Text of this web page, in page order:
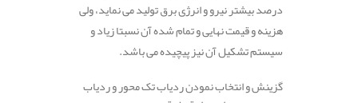
درصد بیشتر نیرو و انرژی برق تولید می نماید، ولی
هزینه و قیمت نهایی و تمام شده آن نسبتا زیاد و
سیستم تشکیل آن نیز پیچیده می باشد.
گزینش و انتخاب نمودن ردیاب تک محور و ردیاب